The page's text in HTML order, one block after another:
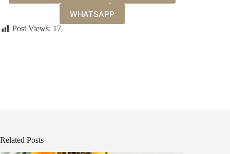
WHATSAPP
Post Views: 17
Related Posts